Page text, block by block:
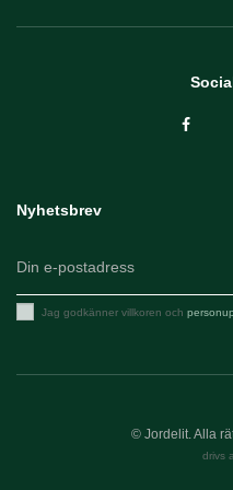
Nyhetsbrev
Jag godkänner villkoren och
© Jordelit. Alla
drivs